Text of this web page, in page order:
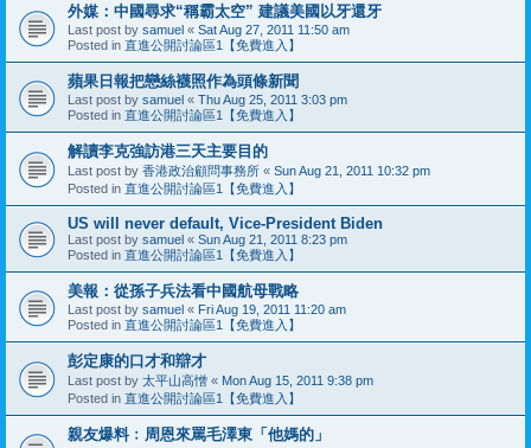
外媒：中國尋求“稱霸太空” 建議美國以牙還牙
Last post by samuel « Sat Aug 27, 2011 11:50 am
Posted in 直進公開討論區1【免費進入】
蘋果日報把戀絲襪照作為頭條新聞
Last post by samuel « Thu Aug 25, 2011 3:03 pm
Posted in 直進公開討論區1【免費進入】
解讀李克強訪港三天主要目的
Last post by 香港政治顧問事務所 « Sun Aug 21, 2011 10:32 pm
Posted in 直進公開討論區1【免費進入】
US will never default, Vice-President Biden
Last post by samuel « Sun Aug 21, 2011 8:23 pm
Posted in 直進公開討論區1【免費進入】
美報：從孫子兵法看中國航母戰略
Last post by samuel « Fri Aug 19, 2011 11:20 am
Posted in 直進公開討論區1【免費進入】
彭定康的口才和辯才
Last post by 太平山高憎 « Mon Aug 15, 2011 9:38 pm
Posted in 直進公開討論區1【免費進入】
親友爆料﹕周恩來罵毛澤東「他媽的」